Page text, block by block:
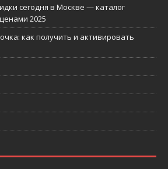
сегодня в Москве — каталог
2025
как получить и активировать